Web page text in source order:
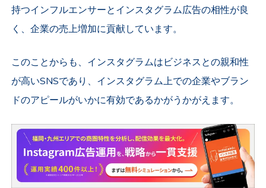
持つインフルエンサーとインスタグラム広告の相性が良
く、企業の売上増加に貢献しています。
このことからも、インスタグラムはビジネスとの親和性
が高いSNSであり、インスタグラム上での企業やブラン
ドのアピールがいかに有効であるかがうかがえます。